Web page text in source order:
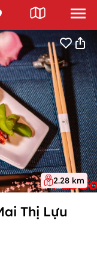
2.28 km
Thị Lựu